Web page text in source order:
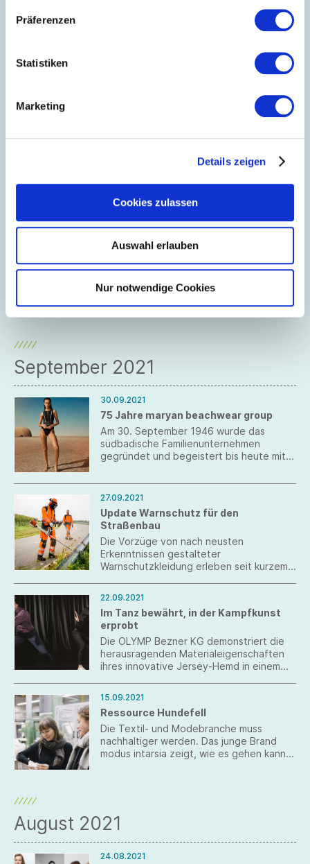
Präferenzen
Statistiken
Marketing
Details zeigen
Cookies zulassen
Auswahl erlauben
Nur notwendige Cookies
Württemberg Focus Open ausgezeichnet.
Ammann GmbH & Co. KG und Heinrich
Glaeser Nachf. GmbH haben zusammen
12.10.2021
Textilien sind das Material der Zukunft
September 2021 fand die Forums- und
Matchmaking-Veranstaltung im Pop-up
House of Switzerland in Stuttgart statt.
unter MY SIGNATURE
Die Bietigheimer Fashion Brand kooperiert
mit dem Berliner Interieur-Designer Chris
Glass.
September 2021
30.09.2021
75 Jahre maryan beachwear group
Am 30. September 1946 wurde das
südbadische Familienunternehmen
gegründet und begeistert bis heute mit
27.09.2021
Update Warnschutz für den
Straßenbau
Die Vorzüge von nach neusten
Erkenntnissen gestalteter
Warnschutzkleidung erleben seit kurzem
Rems-Murr-Kreis. Neben modernen
Schnitten und hohem Tragekomfort
schätzen sie vor allem auch die
individuellen Auswahlmöglichkeiten, die
ihnen die neue Kollektion Kübler Reflectiq
des Unternehmens Paul H. Kübler
22.09.2021
Im Tanz bewährt, in der Kampfkunst
erprobt
Die OLYMP Bezner KG demonstriert die
herausragenden Materialeigenschaften
ihres innovative Jersey-Hemd in einem
15.09.2021
Ressource Hundefell
Die Textil- und Modebranche muss
nachhaltiger werden. Das junge Brand
modus intarsia zeigt, wie es gehen kann.
August 2021
24.08.2021